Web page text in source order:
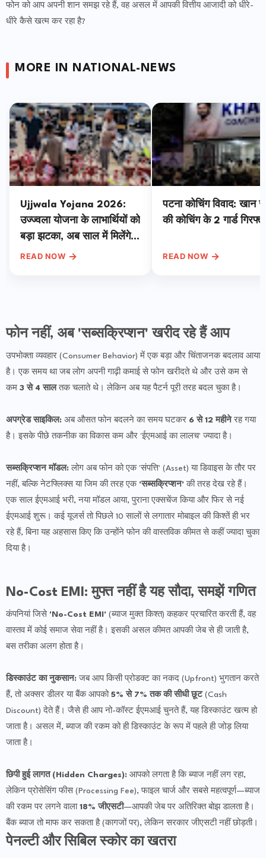
फोन को आप अपनी शान समझ रहे हैं, वह असल में आपकी वित्तीय आजादी को धीरे-
धीरे कैसे खत्म कर रहा है?
MORE IN NATIONAL-NEWS
Ujjwala Yojana 2026:
उज्ज्वला योजना के लाभार्थियों को
बड़ा झटका, अब साल में मिलेंगे
सिर्फ 4 सब्सिडी वाले सिलेंडर,
READ NOW →
पटना कोचिंग विवाद: खान
की कोचिंग के 2 गार्ड
READ NOW →
फोन नहीं, अब 'सब्सक्रिप्शन' खरीद रहे हैं आप
उपभोक्ता व्यवहार (Consumer Behavior) में एक बड़ा और चिंताजनक बदलाव आया
है। एक समय था जब लोग अपनी गाढ़ी कमाई से फोन खरीदते थे और उसे कम से
कम 3 से 4 सालतक चलाते थे। लेकिन अब यह पैटर्न पूरी तरह बदल चुका है।
अपग्रेड साइकिल: अब औसत फोन बदलने का समय घटकर 6 से 12 महीनेरह गया
है। इसके पीछे तकनीक का विकास कम और 'ईएमआई का लालच' ज्यादा है।
सब्सक्रिप्शन मॉडल: लोग अब फोन को एक 'संपत्ति' (Asset) या डिवाइस के तौर पर
नहीं, बल्कि नेटफ्लिक्स या जिम की तरह एक 'सब्सक्रिप्शन' की तरह देख रहे हैं।
एक साल ईएमआई भरी, नया मॉडल आया, पुराना एक्सचेंज किया और फिर से नई
ईएमआई शुरू। कई यूजर्स तो पिछले 10 सालों से लगातार मोबाइल की किश्तें ही भर
रहे हैं, बिना यह अहसास किए कि उन्होंने फोन की वास्तविक कीमत से कहीं ज्यादा चुका
दिया है।
No-Cost EMI: मुफ्त नहीं है यह सौदा, समझें गणित
कंपनियां जिसे 'No-Cost EMI' (ब्याज मुक्त किश्त) कहकर प्रचारित करती हैं, वह
वास्तव में कोई समाज सेवा नहीं है। इसकी असल कीमत आपकी जेब से ही जाती है,
बस तरीका अलग होता है।
डिस्काउंट का नुकसान: जब आप किसी प्रोडक्ट का नकद (Upfront) भुगतान करते
हैं, तो अक्सर डीलर या बैंक आपको 5% से 7% तक की सीधी छूट(Cash
Discount) देते हैं। जैसे ही आप नो-कॉस्ट ईएमआई चुनते हैं, यह डिस्काउंट खत्म हो
जाता है। असल में, ब्याज की रकम को ही डिस्काउंट के रूप में पहले ही जोड़ लिया
जाता है।
छिपी हुई लागत (Hidden Charges): आपको लगता है कि ब्याज नहीं लग रहा,
लेकिन प्रोसेसिंग फीस (Processing Fee), फाइल चार्ज और सबसे महत्वपूर्ण—ब्याज
की रकम पर लगने वाला 18% जीएसटी—आपकी जेब पर अतिरिक्त बोझ डालता है।
बैंक ब्याज तो माफ कर सकता है (कागजों पर), लेकिन सरकार जीएसटी नहीं छोड़ती।
पेनल्टी और सिबिल स्कोर का खतरा